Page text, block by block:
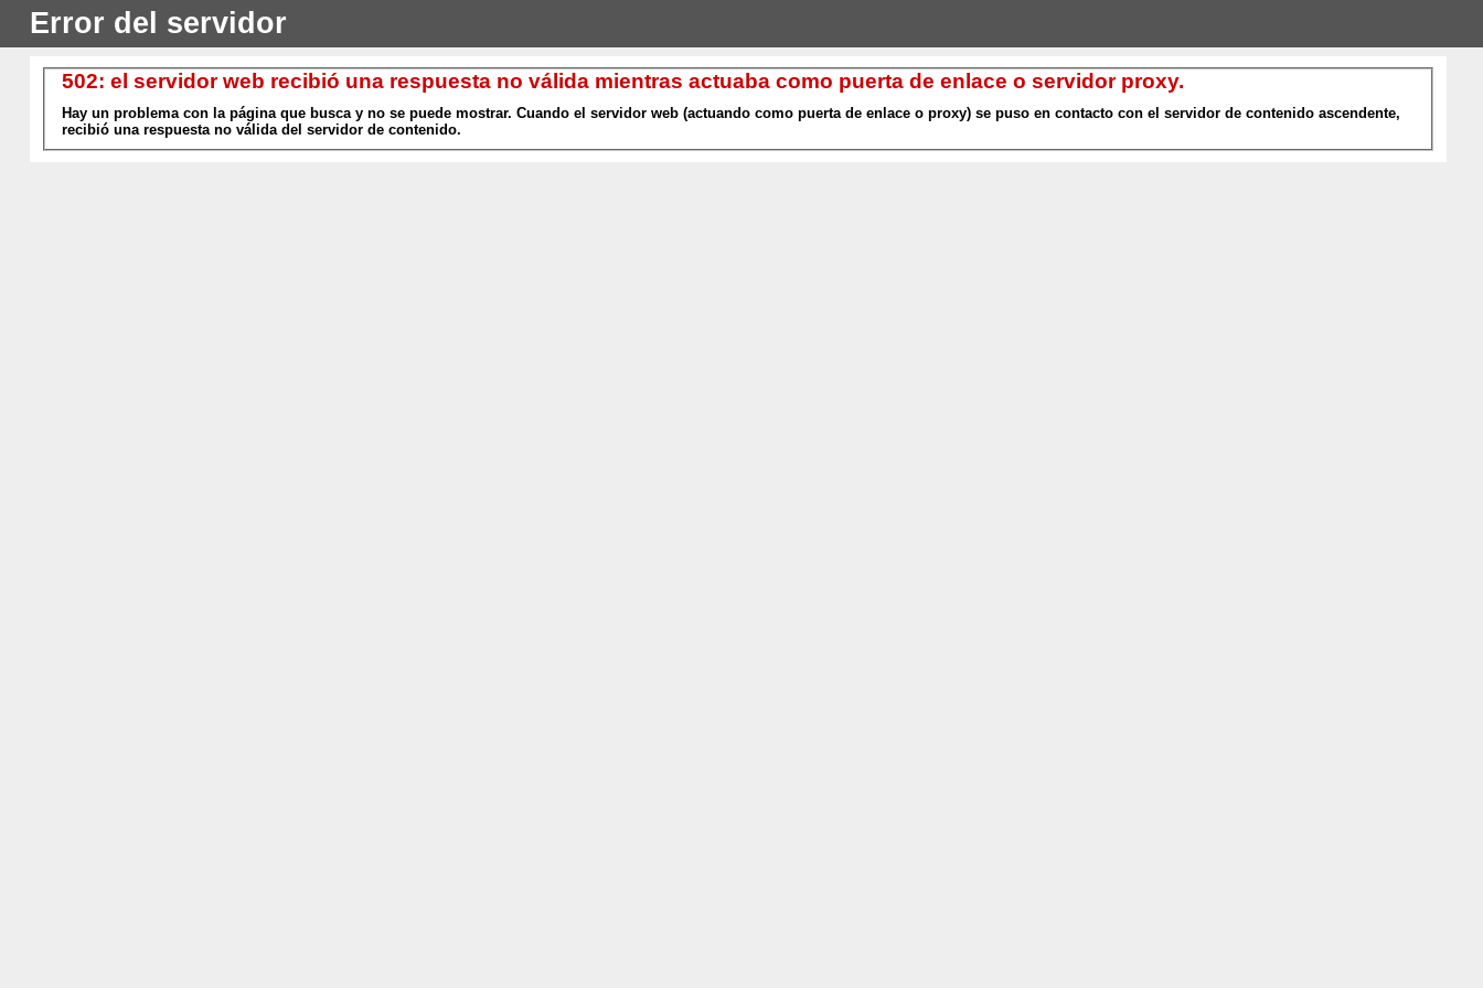
Error del servidor
502: el servidor web recibió una respuesta no válida mientras actuaba como puerta de enlace o servidor proxy.
Hay un problema con la página que busca y no se puede mostrar. Cuando el servidor web (actuando como puerta de enlace o proxy) se puso en contacto con el servidor de contenido ascendente,
recibió una respuesta no válida del servidor de contenido.